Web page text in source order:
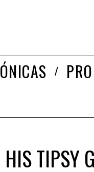
TIPSY